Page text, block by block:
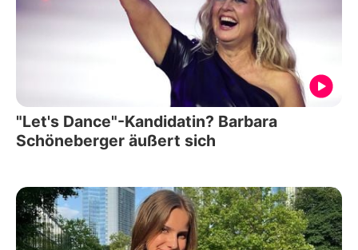
"Let's Dance"-Kandidatin? Barbara
Schöneberger äußert sich